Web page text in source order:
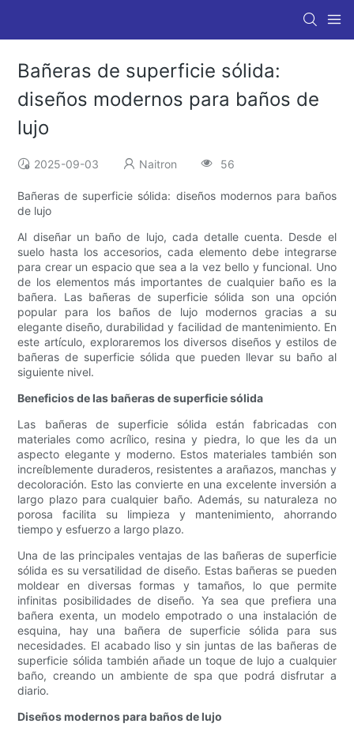
Bañeras de superficie sólida:
diseños modernos para baños de
lujo
2025-09-03 Naitron 56
Bañeras de superficie sólida: diseños modernos para baños
de lujo
Al diseñar un baño de lujo, cada detalle cuenta. Desde el
suelo hasta los accesorios, cada elemento debe integrarse
para crear un espacio que sea a la vez bello y funcional. Uno
de los elementos más importantes de cualquier baño es la
bañera. Las bañeras de superficie sólida son una opción
popular para los baños de lujo modernos gracias a su
elegante diseño, durabilidad y facilidad de mantenimiento. En
este artículo, exploraremos los diversos diseños y estilos de
bañeras de superficie sólida que pueden llevar su baño al
siguiente nivel.
Beneficios de las bañeras de superficie sólida
Las bañeras de superficie sólida están fabricadas con
materiales como acrílico, resina y piedra, lo que les da un
aspecto elegante y moderno. Estos materiales también son
increíblemente duraderos, resistentes a arañazos, manchas y
decoloración. Esto las convierte en una excelente inversión a
largo plazo para cualquier baño. Además, su naturaleza no
porosa facilita su limpieza y mantenimiento, ahorrando
tiempo y esfuerzo a largo plazo.
Una de las principales ventajas de las bañeras de superficie
sólida es su versatilidad de diseño. Estas bañeras se pueden
moldear en diversas formas y tamaños, lo que permite
infinitas posibilidades de diseño. Ya sea que prefiera una
bañera exenta, un modelo empotrado o una instalación de
esquina, hay una bañera de superficie sólida para sus
necesidades. El acabado liso y sin juntas de las bañeras de
superficie sólida también añade un toque de lujo a cualquier
baño, creando un ambiente de spa que podrá disfrutar a
diario.
Diseños modernos para baños de lujo